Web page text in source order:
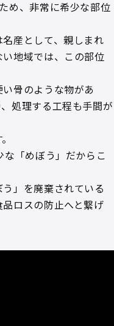
め、非常に希少な部位
名産として、親しまれ
地域では、この部位
骨のような物があ
処理する工程も手間が
「めぼう」だからこ
」を廃棄されている
ロスの防止へと繋げ